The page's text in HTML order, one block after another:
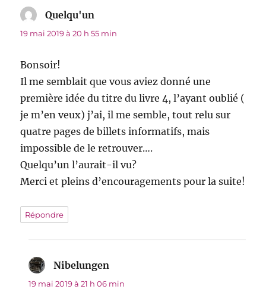
Quelqu'un
19 mai 2019 à 20 h 55 min
Bonsoir!
Il me semblait que vous aviez donné une
première idée du titre du livre 4, l’ayant oublié (
je m’en veux) j’ai, il me semble, tout relu sur
quatre pages de billets informatifs, mais
impossible de le retrouver….
Quelqu’un l’aurait-il vu?
Merci et pleins d’encouragements pour la suite!
Répondre
Nibelungen
19 mai 2019 à 21 h 06 min